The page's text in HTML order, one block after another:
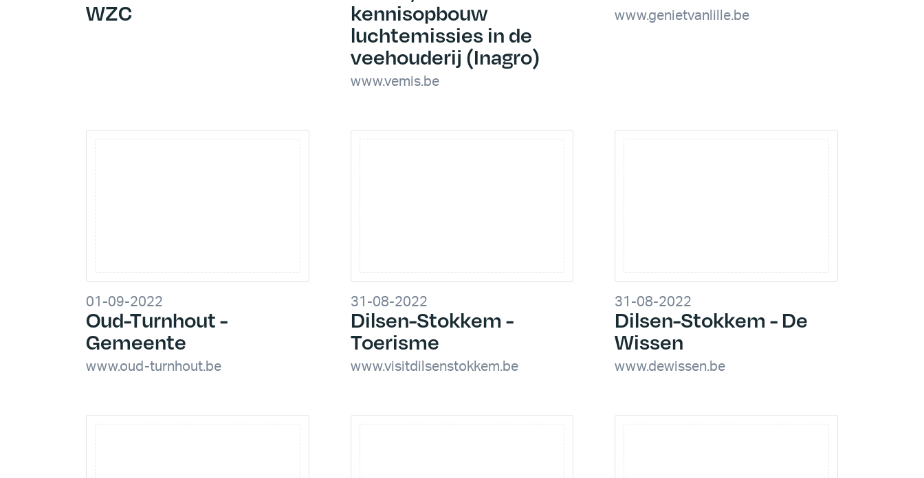
WZC
kennisopbouw
luchtemissies in de
veehouderij (Inagro)
www.vemis.be
www.genietvanlille.be
01-09-2022
Oud-Turnhout -
Gemeente
www.oud-turnhout.be
31-08-2022
Dilsen-Stokkem -
Toerisme
www.visitdilsenstokkem.be
31-08-2022
Dilsen-Stokkem - De
Wissen
www.dewissen.be